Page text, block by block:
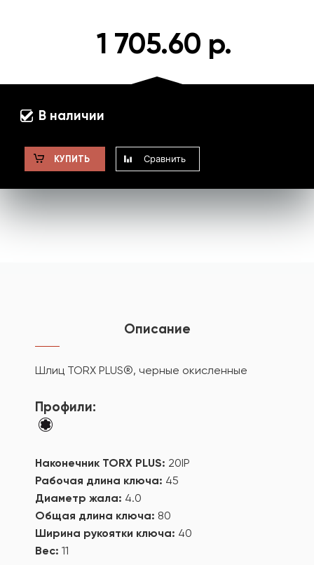
1 705.60 р.
В наличии
КУПИТЬ Сравнить
Описание
Шлиц TORX PLUS®, черные окисленные
Профили:
Наконечник TORX PLUS: 20IP
Рабочая длина ключа: 45
Диаметр жала: 4.0
Общая длина ключа: 80
Ширина рукоятки ключа: 40
Вес: 11